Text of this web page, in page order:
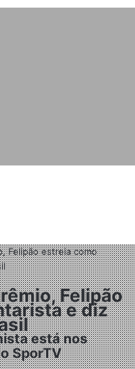
Felipão estreia como
Felipão
e diz
está nos
SporTV